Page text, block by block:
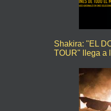
Shakira: "EL
TOUR" llega a